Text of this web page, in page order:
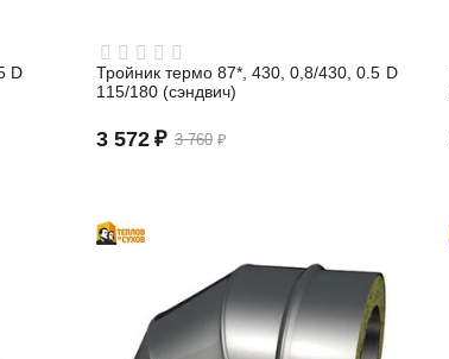
D
Тройник термо 87*, 430, 0,8/430, 0.5 D
115/180 (сэндвич)
3 760 ₽
3 572 ₽